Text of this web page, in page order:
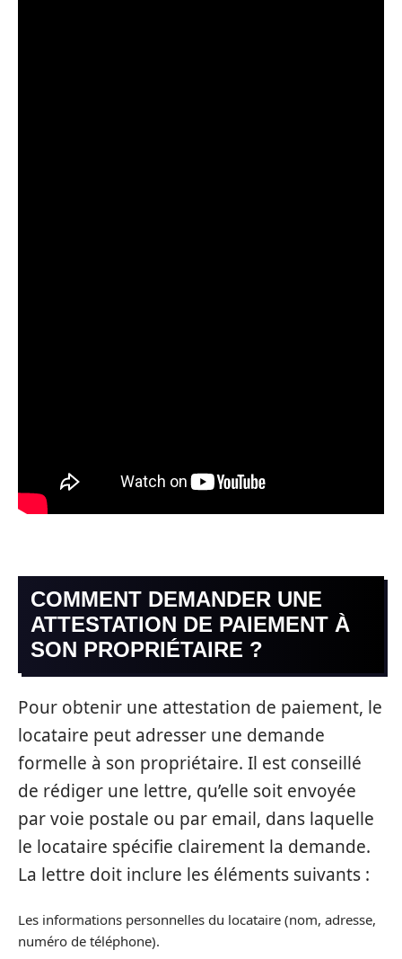
COMMENT DEMANDER UNE
ATTESTATION DE PAIEMENT À
SON PROPRIÉTAIRE ?
Pour obtenir une attestation de paiement, le
locataire peut adresser une demande
formelle à son propriétaire. Il est conseillé
de rédiger une lettre, qu’elle soit envoyée
par voie postale ou par email, dans laquelle
le locataire spécifie clairement la demande.
La lettre doit inclure les éléments suivants :
Les informations personnelles du locataire (nom, adresse,
numéro de téléphone).